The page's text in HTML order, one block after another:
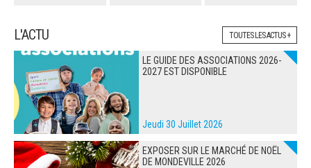
L'ACTU TOUTES LES ACTUS +
LE GUIDE DES ASSOCIATIONS 2026-
2027 EST DISPONIBLE
Jeudi 30 Juillet 2026
EXPOSER SUR LE MARCHÉ DE NOËL
DE MONDEVILLE 2026